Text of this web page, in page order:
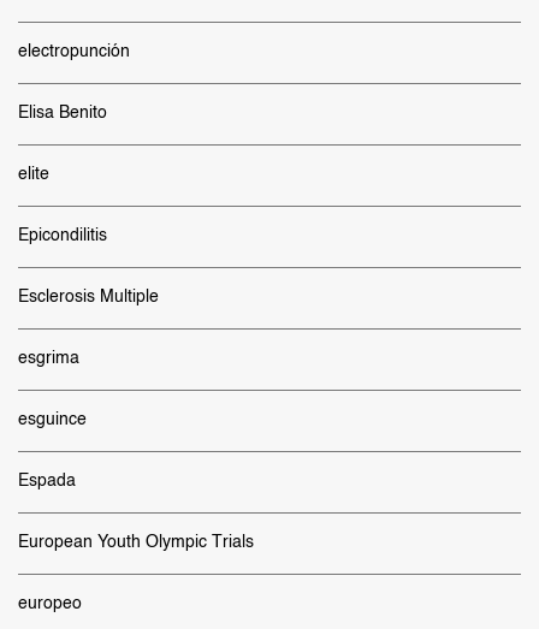
electropunción
Elisa Benito
elite
Epicondilitis
Esclerosis Multiple
esgrima
esguince
Espada
European Youth Olympic Trials
europeo